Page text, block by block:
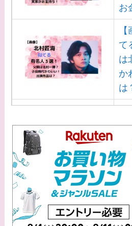
お
て
は
か
は
る
ー
【
西
や